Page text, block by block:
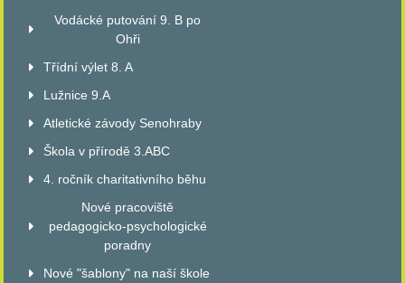
Vodácké putování 9. B po
Ohři
Třídní výlet 8. A
Lužnice 9.A
Atletické závody Senohraby
Škola v přírodě 3.ABC
4. ročník charitativního běhu
Nové pracoviště
pedagogicko-psychologické
poradny
Nové "šablony" na naší škole